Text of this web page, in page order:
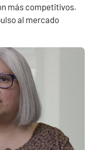
más competitivos.
al mercado